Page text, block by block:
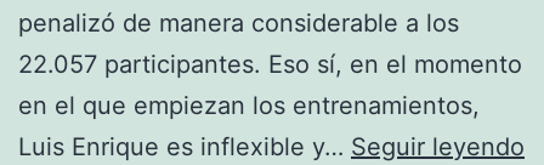
penalizó de manera considerable a los
22.057 participantes. Eso sí, en el momento
en el que empiezan los entrenamientos,
Luis Enrique es inflexible y… Seguir leyendo